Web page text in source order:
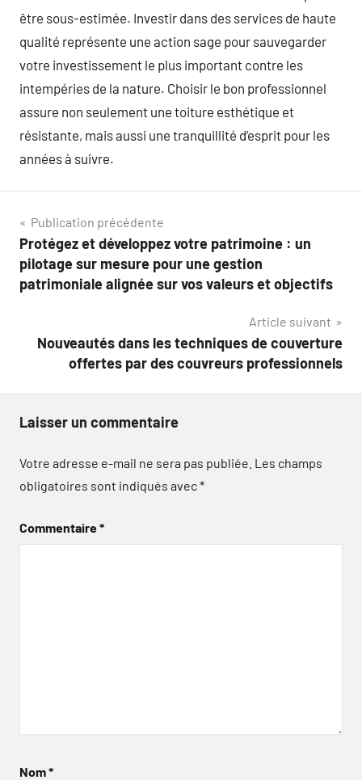
être sous-estimée. Investir dans des services de haute
qualité représente une action sage pour sauvegarder
votre investissement le plus important contre les
intempéries de la nature. Choisir le bon professionnel
assure non seulement une toiture esthétique et
résistante, mais aussi une tranquillité d’esprit pour les
années à suivre.
Navigation
de
l’article
Publication précédente
Protégez et développez votre patrimoine : un
pilotage sur mesure pour une gestion
patrimoniale alignée sur vos valeurs et objectifs
Article suivant
Nouveautés dans les techniques de couverture
offertes par des couvreurs professionnels
Laisser un commentaire
Votre adresse e-mail ne sera pas publiée. Les champs
obligatoires sont indiqués avec*
Commentaire*
Nom*